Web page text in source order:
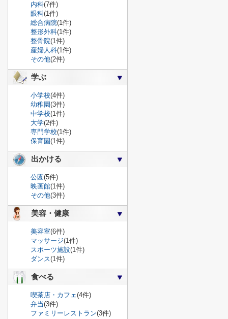
内科(7件)
眼科(1件)
総合病院(1件)
整形外科(1件)
整骨院(1件)
産婦人科(1件)
その他(2件)
学ぶ
小学校(4件)
幼稚園(3件)
中学校(1件)
大学(2件)
専門学校(1件)
保育園(1件)
出かける
公園(5件)
映画館(1件)
その他(3件)
美容・健康
美容室(6件)
マッサージ(1件)
スポーツ施設(1件)
ダンス(1件)
食べる
喫茶店・カフェ(4件)
弁当(3件)
ファミリーレストラン(3件)